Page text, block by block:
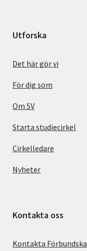
Utforska
Det här gör vi
För dig som
Om SV
Starta studiecirkel
Cirkelledare
Nyheter
Kontakta oss
Kontakta